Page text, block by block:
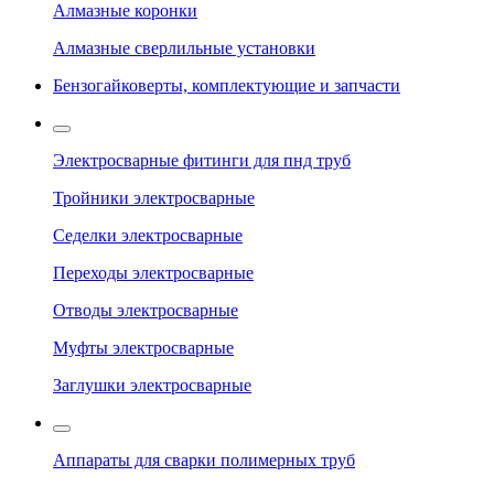
Алмазные коронки
Алмазные сверлильные установки
Бензогайковерты, комплектующие и запчасти
Электросварные фитинги для пнд труб
Тройники электросварные
Седелки электросварные
Переходы электросварные
Отводы электросварные
Муфты электросварные
Заглушки электросварные
Аппараты для сварки полимерных труб